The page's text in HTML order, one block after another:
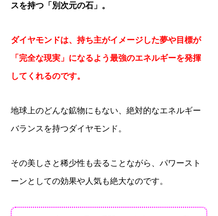
スを持つ「別次元の石」。
ダイヤモンドは、持ち主がイメージした夢や目標が
「完全な現実」になるよう最強のエネルギーを発揮
してくれるのです。
地球上のどんな鉱物にもない、絶対的なエネルギー
バランスを持つダイヤモンド。
その美しさと稀少性も去ることながら、パワースト
ーンとしての効果や人気も絶大なのです。